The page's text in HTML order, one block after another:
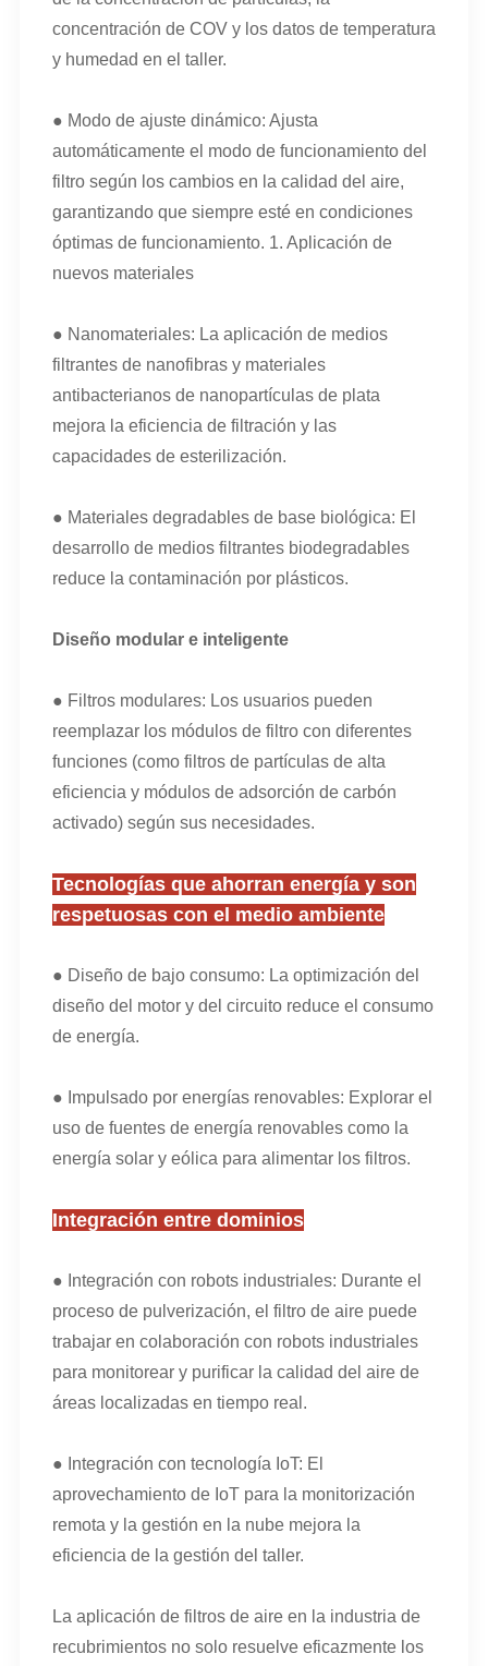
concentración de COV y los datos de temperatura
y humedad en el taller.
● Modo de ajuste dinámico: Ajusta
automáticamente el modo de funcionamiento del
filtro según los cambios en la calidad del aire,
garantizando que siempre esté en condiciones
óptimas de funcionamiento. 1. Aplicación de
nuevos materiales
● Nanomateriales: La aplicación de medios
filtrantes de nanofibras y materiales
antibacterianos de nanopartículas de plata
mejora la eficiencia de filtración y las
capacidades de esterilización.
● Materiales degradables de base biológica: El
desarrollo de medios filtrantes biodegradables
reduce la contaminación por plásticos.
Diseño modular e inteligente
● Filtros modulares: Los usuarios pueden
reemplazar los módulos de filtro con diferentes
funciones (como filtros de partículas de alta
eficiencia y módulos de adsorción de carbón
activado) según sus necesidades.
Tecnologías que ahorran energía y son
respetuosas con el medio ambiente
● Diseño de bajo consumo: La optimización del
diseño del motor y del circuito reduce el consumo
de energía.
● Impulsado por energías renovables: Explorar el
uso de fuentes de energía renovables como la
energía solar y eólica para alimentar los filtros.
Integración entre dominios
● Integración con robots industriales: Durante el
proceso de pulverización, el filtro de aire puede
trabajar en colaboración con robots industriales
para monitorear y purificar la calidad del aire de
áreas localizadas en tiempo real.
● Integración con tecnología IoT: El
aprovechamiento de IoT para la monitorización
remota y la gestión en la nube mejora la
eficiencia de la gestión del taller.
La aplicación de filtros de aire en la industria de
recubrimientos no solo resuelve eficazmente los